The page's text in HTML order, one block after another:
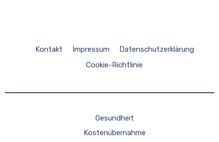
Kontakt Impressum
Datenschutzerklärung
Cookie-Richtlinie
Gesundheit
Kostenübernahme